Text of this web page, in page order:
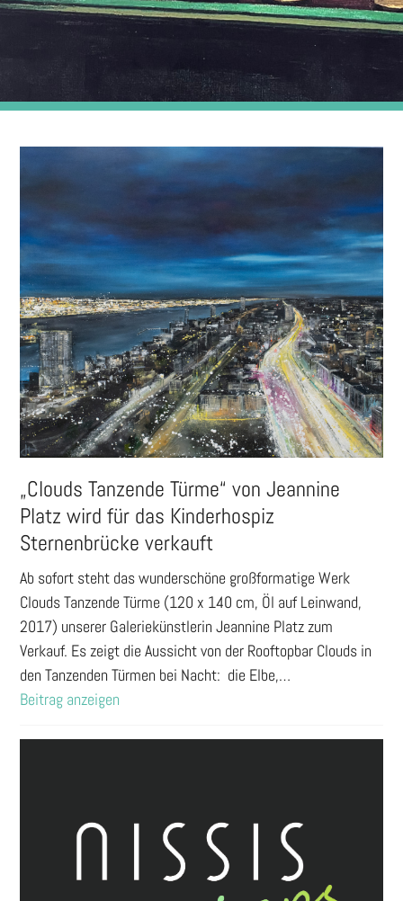
„Clouds Tanzende Türme“ von Jeannine
Platz wird für das Kinderhospiz
Sternenbrücke verkauft
Ab sofort steht das wunderschöne großformatige Werk
Clouds Tanzende Türme (120 x 140 cm, Öl auf Leinwand,
2017) unserer Galeriekünstlerin Jeannine Platz zum
Verkauf. Es zeigt die Aussicht von der Rooftopbar Clouds in
den Tanzenden Türmen bei Nacht: die Elbe,…
Beitrag anzeigen